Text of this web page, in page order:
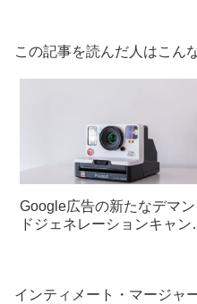
この記事を読んだ人はこん
Google広告の新たなデマン
ドジェネレーションキャン
インティメート・マージャ